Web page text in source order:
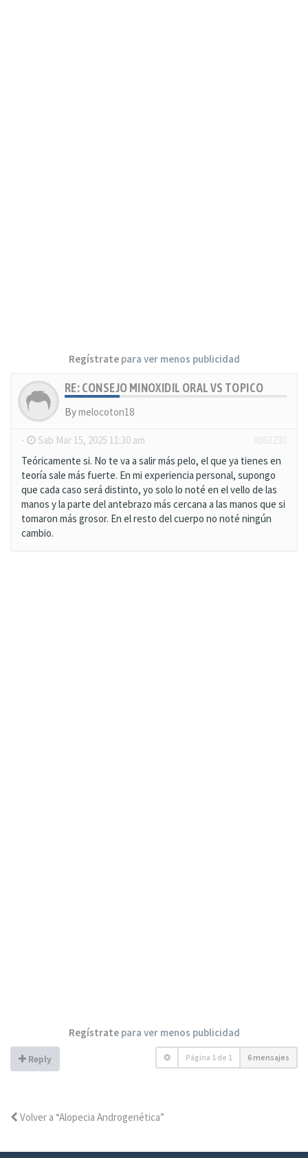
Regístratepara ver menos publicidad
RE: CONSEJO MINOXIDIL ORAL VS TOPICO
Bymelocoton18
- Sab Mar 15, 2025 11:30 am
Teóricamente si. No te va a salir más pelo, el que ya tienes en
teoría sale más fuerte. En mi experiencia personal, supongo
que cada caso será distinto, yo solo lo noté en el vello de las
manos y la parte del antebrazo más cercana a las manos que si
tomaron más grosor. En el resto del cuerpo no noté ningún
cambio.
Regístratepara ver menos publicidad
Reply Página 1 de 1 6 mensajes
Volver a “Alopecia Androgenética”